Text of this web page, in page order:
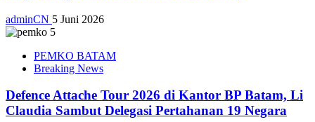
adminCN 5 Juni 2026
PEMKO BATAM
Breaking News
Defence Attache Tour 2026 di Kantor BP Batam, Li
Claudia Sambut Delegasi Pertahanan 19 Negara